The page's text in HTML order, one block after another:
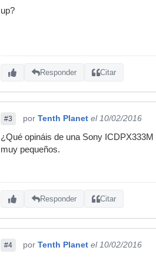
up?
Responder Citar
#3 por Tenth Planet el 10/02/2016
¿Qué opináis de una Sony
muy pequeños.
Responder Citar
#4 por Tenth Planet el 10/02/2016